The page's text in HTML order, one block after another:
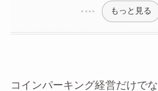
もっと見る
コインパーキング経営だけで